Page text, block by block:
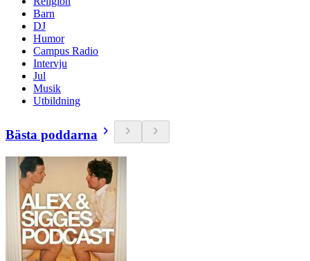
Barn
DJ
Humor
Campus Radio
Intervju
Jul
Musik
Utbildning
Bästa poddarna